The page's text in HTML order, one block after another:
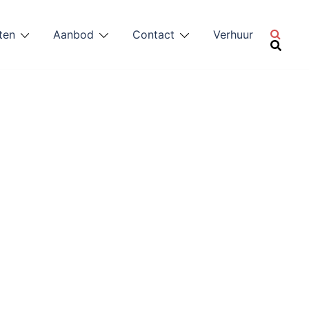
Aanbod Contact Verhuur